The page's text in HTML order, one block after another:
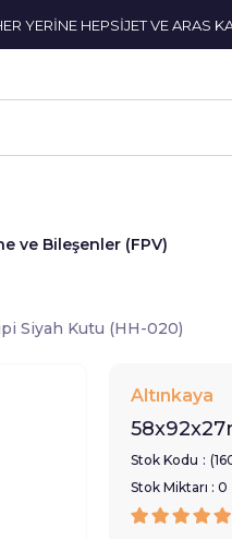
YERİNE HEPSİJET VE ARAS
ve Bileşenler (FPV)
Siyah Kutu (HH-020)
Altınkaya
Stok Kodu
Stok Miktarı : 0